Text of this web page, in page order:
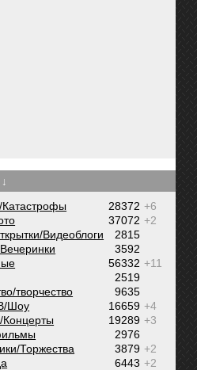
+6
28372
+2
37072
2815
Видеоблоги
3592
+11
56332
2519
9635
творчество
+4
16659
Шоу
+3
19289
Концерты
2976
+2
3879
Торжества
+2
6443